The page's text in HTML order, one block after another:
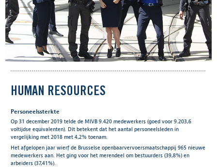
HUMAN RESOURCES
Personeelssterkte
Op 31 december 2019 telde de MIVB 9.420 medewerkers (goed voor 9.203,6
voltijdse equivalenten). Dit betekent dat het aantal personeelsleden in
vergelijking met 2018 met 4,2% toenam.
Het afgelopen jaar wierf de Brusselse openbaarvervoersmaatschappij 965 nieuwe
medewerkers aan. Het ging voor het merendeel om bestuurders (39,8%) en
arbeiders (37,41%).